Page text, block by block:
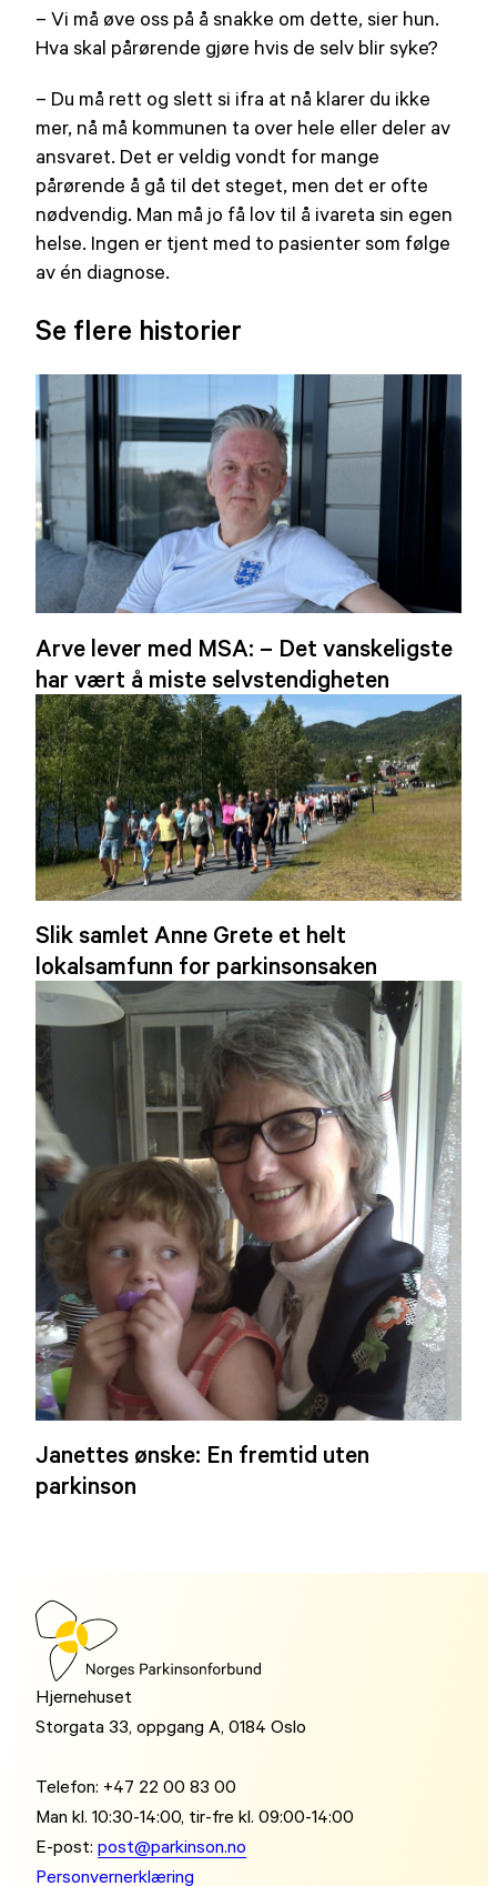
– Vi må øve oss på å snakke om dette, sier hun.
Hva skal pårørende gjøre hvis de selv blir syke?
– Du må rett og slett si ifra at nå klarer du ikke
mer, nå må kommunen ta over hele eller deler av
ansvaret. Det er veldig vondt for mange
pårørende å gå til det steget, men det er ofte
nødvendig. Man må jo få lov til å ivareta sin egen
helse. Ingen er tjent med to pasienter som følge
av én diagnose.
Se flere historier
Arve lever med MSA: – Det vanskeligste
har vært å miste selvstendigheten
Slik samlet Anne Grete et helt
lokalsamfunn for parkinsonsaken
Janettes ønske: En fremtid uten
parkinson
Hjernehuset
Storgata 33, oppgang A, 0184 Oslo
Telefon: +47 22 00 83 00
Man kl. 10:30-14:00, tir-fre kl. 09:00-14:00
E-post:post@parkinson.no
Personvernerklæring